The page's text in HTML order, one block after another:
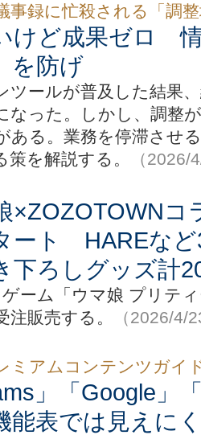
事録に忙殺される「調
けど成果ゼロ
を防げ
ツールが普及した結果
なった。しかし、調整
ある。業務を停滞させ
を解説する。
（2026/
×ZOZOTOWNコ
ート HAREなど
下ろしグッズ計
ーム「ウマ娘 プリテ
販売する。
（2026/4/
ミアムコンテンツガイ
」「Google」
表では見えに